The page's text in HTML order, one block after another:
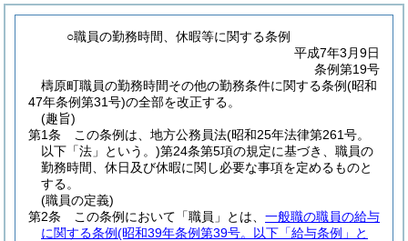
○職員の勤務時間、休暇等に関する条例
平成7年3月9日
条例第19号
檮原町職員の勤務時間その他の勤務条件に関する条例(昭和
47年条例第31号)の全部を改正する。
(趣旨)
第1条
この条例は、地方公務員法(昭和25年法律第261号。
以下「法」という。)第24条第5項の規定に基づき、職員の
勤務時間、休日及び休暇に関し必要な事項を定めるものと
する。
(職員の定義)
第2条
この条例において「職員」とは、 一般職の職員の給与
に関する条例(昭和39年条例第39号。以下「給与条例」と